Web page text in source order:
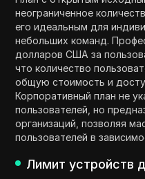
неограниченное
его идеальным для
небольших команд.
долларов США за
что количество
общую стоимость и
Корпоративный план не
пользователей, но
организаций, позволяя
пользователей в
Лимит устройств